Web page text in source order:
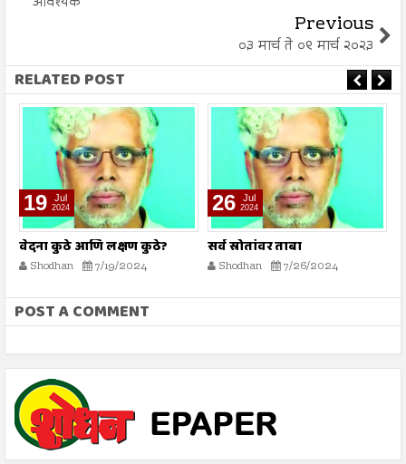
Previous
०३ मार्च ते ०९ मार्च २०२३
RELATED POST
19 Jul
2024
वेदना कुठे आणि लक्षण कुठे?
Shodhan 7/19/2024
26 Jul
2024
सर्व स्रोतांवर ताबा
Shodhan 7/26/2024
POST A COMMENT